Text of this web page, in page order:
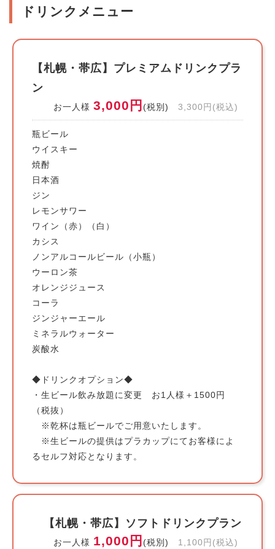
ドリンクメニュー
【札幌・帯広】プレミアムドリンクプラ
ン
お一人様 3,000円 (税別) 3,300円(税込)
瓶ビール
ウイスキー
焼酎
日本酒
ジン
レモンサワー
ワイン（赤）（白）
カシス
ノンアルコールビール（小瓶）
ウーロン茶
オレンジジュース
コーラ
ジンジャーエール
ミネラルウォーター
炭酸水
◆ドリンクオプション◆
・生ビール飲み放題に変更 お1人様＋1500円
（税抜）
※乾杯は瓶ビールでご用意いたします。
※生ビールの提供はプラカップにてお客様によ
るセルフ対応となります。
【札幌・帯広】ソフトドリンクプラン
お一人様 1,000円 (税別) 1,100円(税込)